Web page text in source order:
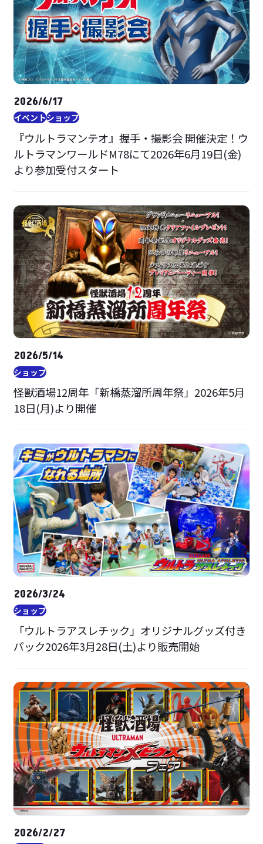
2026/6/17
イベントショップ
『ウルトラマンテオ』握手・撮影会 開催決定！ウ
ルトラマンワールドM78にて2026年6月19日(金)
より参加受付スタート
2026/5/14
ショップ
怪獣酒場12周年「新橋蒸溜所周年祭」2026年5月
18日(月)より開催
2026/3/24
ショップ
「ウルトラアスレチック」オリジナルグッズ付き
パック2026年3月28日(土)より販売開始
2026/2/27